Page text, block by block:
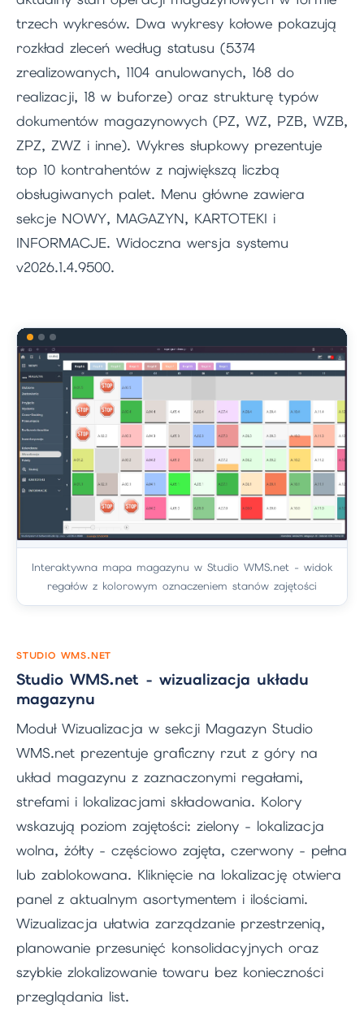
trzech wykresów. Dwa wykresy kołowe pokazują
rozkład zleceń według statusu (5374
zrealizowanych, 1104 anulowanych, 168 do
realizacji, 18 w buforze) oraz strukturę typów
dokumentów magazynowych (PZ, WZ, PZB, WZB,
ZPZ, ZWZ i inne). Wykres słupkowy prezentuje
top 10 kontrahentów z największą liczbą
obsługiwanych palet. Menu główne zawiera
sekcje NOWY, MAGAZYN, KARTOTEKI i
INFORMACJE. Widoczna wersja systemu
v2026.1.4.9500.
Interaktywna mapa magazynu w Studio WMS.net - widok
regałów z kolorowym oznaczeniem stanów zajętości
STUDIO WMS.NET
Studio WMS.net - wizualizacja układu
magazynu
Moduł Wizualizacja w sekcji Magazyn Studio
WMS.net prezentuje graficzny rzut z góry na
układ magazynu z zaznaczonymi regałami,
strefami i lokalizacjami składowania. Kolory
wskazują poziom zajętości: zielony - lokalizacja
wolna, żółty - częściowo zajęta, czerwony - pełna
lub zablokowana. Kliknięcie na lokalizację otwiera
panel z aktualnym asortymentem i ilościami.
Wizualizacja ułatwia zarządzanie przestrzenią,
planowanie przesunięć konsolidacyjnych oraz
szybkie zlokalizowanie towaru bez konieczności
przeglądania list.